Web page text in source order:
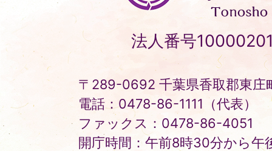
町
Tonosho
Town
法人番号
〒289-0692 千葉県香取郡東庄
電話：0478-86-1111（代表）
ファックス：0478-86-4051
開庁時間：午前8時30分から午